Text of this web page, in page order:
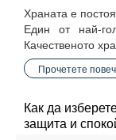
Храната е
Един от най-
Качественото
Прочетете
Как да
защита и